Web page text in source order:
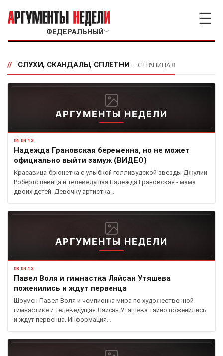
ФЕДЕРАЛЬНЫЙ ﹀
☰
// СЛУХИ, СКАНДАЛЫ, СПЛЕТНИ — СТРАНИЦА 8
АРГУМЕНТЫ НЕДЕЛИ
04.04.13
Надежда Грановская беременна, но не может
официально выйти замуж (ВИДЕО)
Красавица-брюнетка с улыбкой голливудской звезды Джулии
Робертс певица и телеведущая Надежда Грановская - мама
двоих детей. Девочку артистка…
АРГУМЕНТЫ НЕДЕЛИ
03.04.13
Павел Воля и гимнастка Ляйсан Утяшева
поженились и ждут первенца
Шоумен Павел Воля и чемпионка мира по художественной
гимнастике и телеведущая Ляйсан Утяшева тайно поженились
и ждут первенца. Информация…